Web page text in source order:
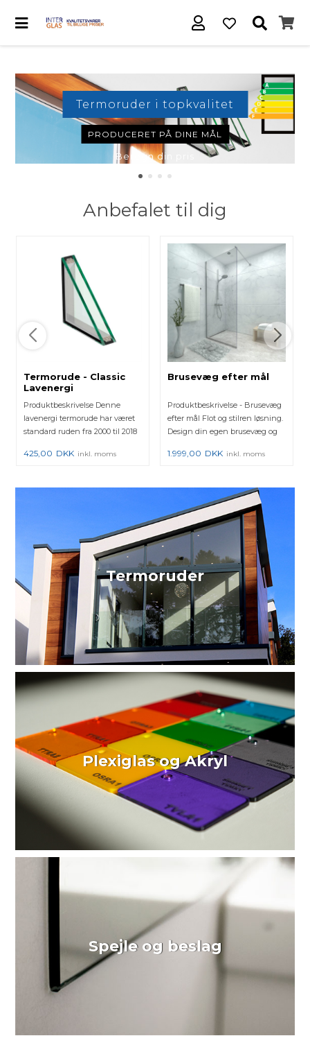
Termoruder i topkvalitet
PRODUCERET PÅ DINE MÅL
Beregn din pris
Anbefalet til dig
Termorude - Classic
Lavenergi
Produktbeskrivelse Denne
lavenergi termorude har været
standard ruden fra 2000 til 2018
425,00 DKK inkl. moms
Brusevæg efter mål
Produktbeskrivelse - Brusevæg
efter mål Flot og stilren løsning.
Design din egen brusevæg og
1.999,00 DKK inkl. moms
Termoruder
Plexiglas og Akryl
Spejle og beslag